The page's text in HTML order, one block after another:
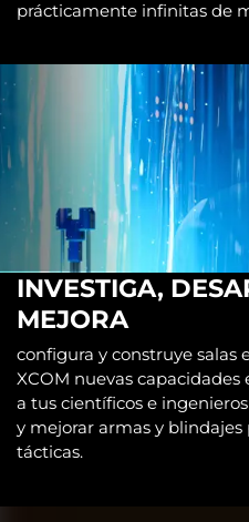
prácticamente infinitas de
INVESTIGA,
MEJORA
configura y construye salas
XCOM nuevas
a tus científicos e
y mejorar armas y
tácticas.